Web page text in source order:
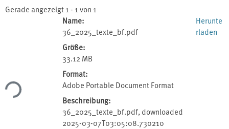
Gerade angezeigt1 - 1 von 1
Lade...
Name:
36_2025_texte_bf.pdf
Größe:
33.12 MB
Format:
Adobe Portable Document Format
Beschreibung:
36_2025_texte_bf.pdf, downloaded
2025-03-07T03:05:08.730210
Herunte
rladen